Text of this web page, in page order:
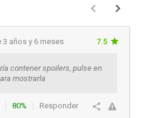
3 años y 6 meses 7.5
contener spoilers, pulse en
mostrarla
80% Responder